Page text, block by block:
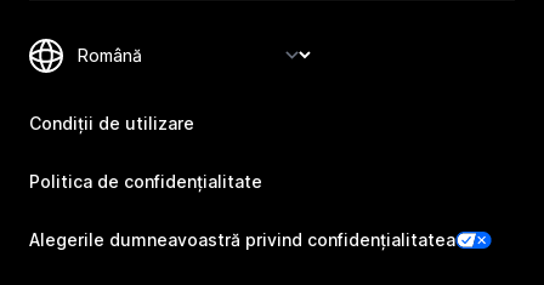
Condiții de utilizare
Politica de confidențialitate
Alegerile dumneavoastră privind confidențialitatea